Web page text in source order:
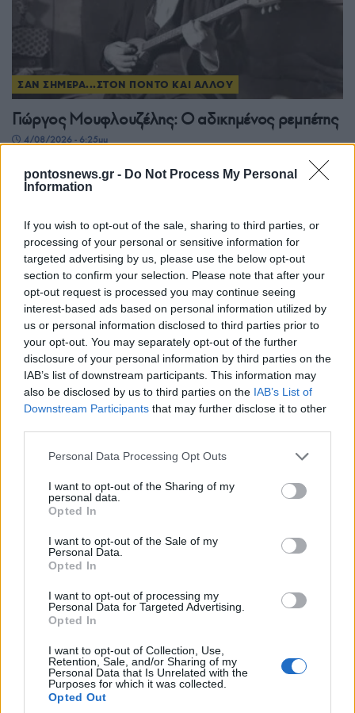
pontosnews.gr - Do Not Process My Personal
Information
If you wish to opt-out of the sale, sharing to third parties, or
processing of your personal or sensitive information for
targeted advertising by us, please use the below opt-out
section to confirm your selection. Please note that after your
opt-out request is processed you may continue seeing
interest-based ads based on personal information utilized by
us or personal information disclosed to third parties prior to
your opt-out. You may separately opt-out of the further
disclosure of your personal information by third parties on the
IAB’s list of downstream participants. This information may
also be disclosed by us to third parties on the IAB’s List of
Downstream Participants that may further disclose it to other
Please note that this website/app uses one or more Google
not limited to your visit or usage behaviour. You may click to
grant or deny consent to Google and its third-party tags to
use your data for below specified purposes in below Google
consent section.
Personal Data Processing Opt Outs
I want to opt-out of the Sharing of my
personal data.
Opted In
I want to opt-out of the Sale of my
Personal Data.
Opted In
I want to opt-out of processing my
Personal Data for Targeted Advertising.
Opted In
I want to opt-out of Collection, Use,
Retention, Sale, and/or Sharing of my
Personal Data that Is Unrelated with the
Purposes for which it was collected.
Opted Out
ΣΑΝ ΣΗΜΕΡΑ...ΣΤΟΝ ΠΟΝΤΟ ΚΑΙ ΑΛΛΟΥ
Γιώργος Μουφλουζέλης: Ο αδικημένος ρεμπέτης
4/08/2026 - 6:25μμ
ΣΑΝ ΣΗΜΕΡΑ...ΣΤΟΝ ΠΟΝΤΟ ΚΑΙ ΑΛΛΟΥ
Μεταξάς και Μικρασιατική Εκστρατεία: Η
προειδοποίηση στον Βενιζέλο και ο δρόμος προς
ΣΑΝ ΣΗΜΕΡΑ...ΣΤΟΝ ΠΟΝΤΟ ΚΑΙ ΑΛΛΟΥ
Χρήστος Ευθυμίου: Κωμικός, ρολίστας και ήρωας
στη Μικρασία